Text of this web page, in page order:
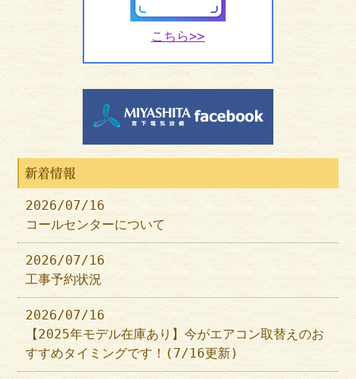
こちら>>
新着情報
2026/07/16
コールセンターについて
2026/07/16
工事予約状況
2026/07/16
【2025年モデル在庫あり】今がエアコン取替えのお
すすめタイミングです！(7/16更新)